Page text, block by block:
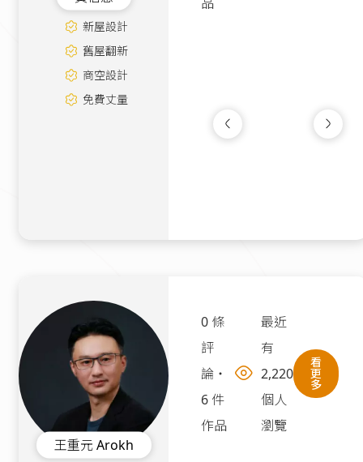
新屋設計
舊屋翻新
商空設計
免費丈量
王重元 Arokh
0 條
評
論 ・
6 件
作品
最近
有
2,220
個人
瀏覽
看
更
多